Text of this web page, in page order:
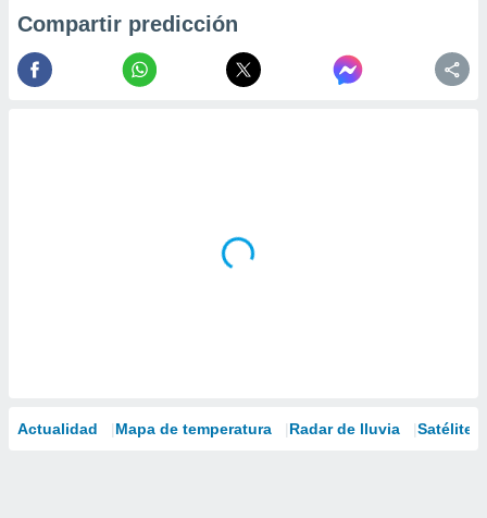
Compartir predicción
Actualidad Mapa de temperatura Radar de lluvia Satélites